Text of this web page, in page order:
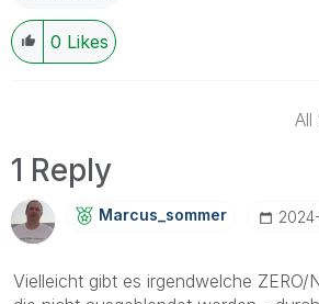
0 Likes
All
1 Reply
Marcus_sommer
Vielleicht gibt es irgendwelche ZERO/